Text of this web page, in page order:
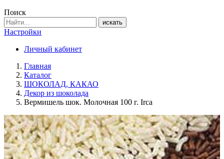
Поиск
искать
Настройки
Личный кабинет
Главная
Каталог
ШОКОЛАД, КАКАО
Декор из шоколада
Вермишель шок. Молочная 100 г. Irca